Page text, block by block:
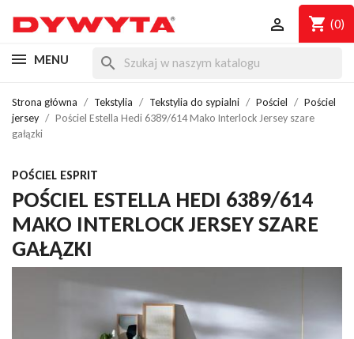
shopping_cart (0)

MENU search
Strona główna Tekstylia Tekstylia do sypialni Pościel
Pościel
jersey
Pościel Estella Hedi 6389/614 Mako Interlock Jersey szare
gałązki
POŚCIEL ESPRIT
POŚCIEL ESTELLA HEDI 6389/614
MAKO INTERLOCK JERSEY SZARE
GAŁĄZKI